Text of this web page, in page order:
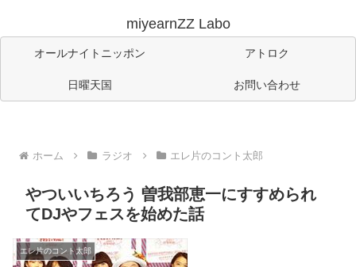
miyearnZZ Labo
オールナイトニッポン アトロク
日曜天国 お問い合わせ
ホーム ラジオ エレ片のコント太郎
やついいちろう 曽我部恵一にすすめられ
てDJやフェスを始めた話
エレ片のコント太郎